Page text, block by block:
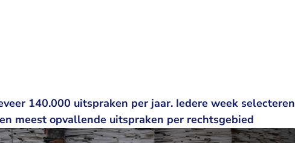
140.000 uitspraken per jaar. Iedere week selecteren
meest opvallende uitspraken per rechtsgebied